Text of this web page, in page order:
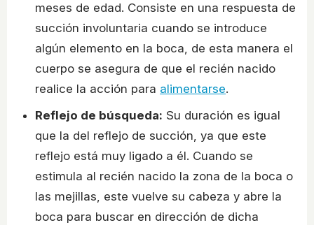
meses de edad. Consiste en una respuesta de
succión involuntaria cuando se introduce
algún elemento en la boca, de esta manera el
cuerpo se asegura de que el recién nacido
realice la acción para alimentarse.
Reflejo de búsqueda: Su duración es igual
que la del reflejo de succión, ya que este
reflejo está muy ligado a él. Cuando se
estimula al recién nacido la zona de la boca o
las mejillas, este vuelve su cabeza y abre la
boca para buscar en dirección de dicha